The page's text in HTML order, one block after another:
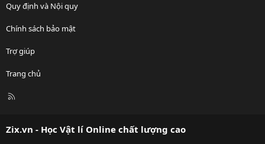
Quy định và Nội quy
Chính sách bảo mật
Trợ giúp
Trang chủ
R
Zix.vn - Học Vật lí Online chất lượng cao